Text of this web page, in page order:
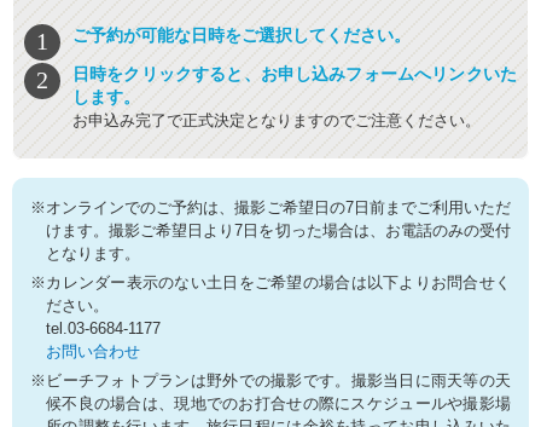
ご予約が可能な日時をご選択してください。
日時をクリックすると、お申し込みフォームへリンクいた
します。
お申込み完了で正式決定となりますのでご注意ください。
※オンラインでのご予約は、撮影ご希望日の7日前までご利用いただ
けます。撮影ご希望日より7日を切った場合は、お電話のみの受付
となります。
※カレンダー表示のない土日をご希望の場合は以下よりお問合せく
ださい。
tel.03-6684-1177
お問い合わせ
※ビーチフォトプランは野外での撮影です。撮影当日に雨天等の天
候不良の場合は、現地でのお打合せの際にスケジュールや撮影場